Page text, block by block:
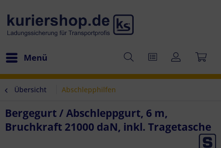
Menü
Übersicht Abschlepphilfen
Bergegurt / Abschleppgurt, 6 m,
Bruchkraft 21000 daN, inkl. Tragetasche